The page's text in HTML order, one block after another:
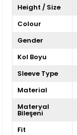
Height / Size
Colour
Gender
Kol Boyu
Sleeve Type
Material
Materyal
Bileşeni
Fit